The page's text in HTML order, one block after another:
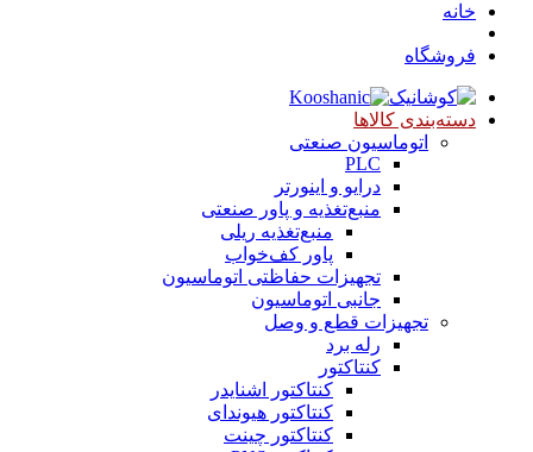
خانه
فروشگاه
دسته‌بندی کالاها
اتوماسیون صنعتی
PLC
درایو و اینورتر
منبع‌تغذیه و پاور صنعتی
منبع‌تغذیه ریلی
پاور کف‌خواب
تجهیزات حفاظتی اتوماسیون
جانبی اتوماسیون
تجهیزات قطع و وصل
رله برد
کنتاکتور
کنتاکتور اشنایدر
کنتاکتور هیوندای
کنتاکتور چینت